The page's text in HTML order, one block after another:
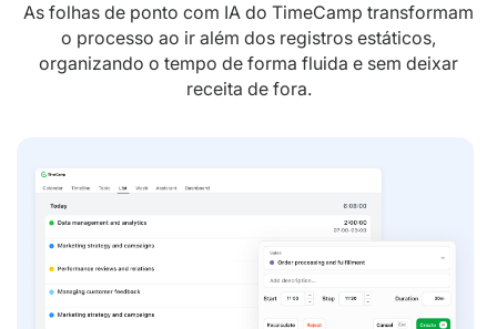
As folhas de ponto com IA do TimeCamp transformam
o processo ao ir além dos registros estáticos,
organizando o tempo de forma fluida e sem deixar
receita de fora.